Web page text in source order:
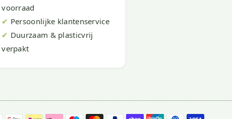
voorraad
✔ Persoonlijke klantenservice
✔ Duurzaam & plasticvrij
verpakt